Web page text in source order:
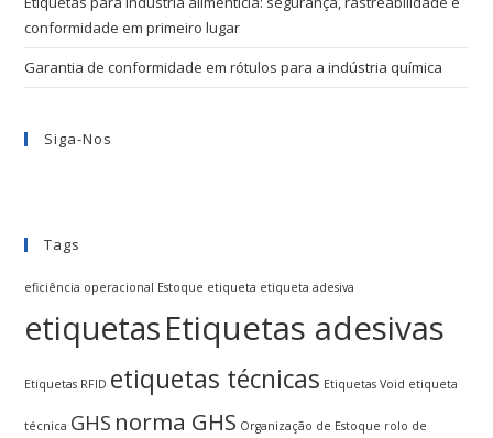
conformidade em primeiro lugar
Garantia de conformidade em rótulos para a indústria química
Siga-Nos
Tags
eficiência operacional Estoque etiqueta etiqueta adesiva
etiquetasEtiquetas adesivas
Etiquetas RFID etiquetas técnicas Etiquetas Void etiqueta
técnica GHS norma GHS Organização de Estoque rolo de